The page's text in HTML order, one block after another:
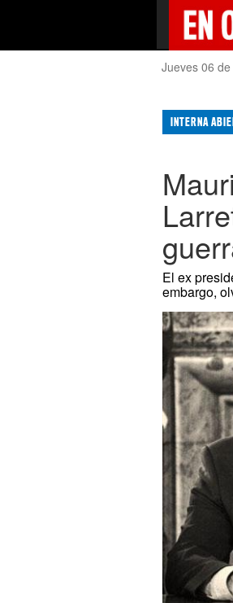
Jueves 06
INTERNA
El ex
embargo,